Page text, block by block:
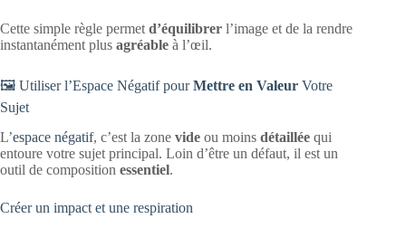
Cette simple règle permet d’équilibrer l’image et de la rendre
instantanément plus agréable à l’œil.
🖼️ Utiliser l’Espace Négatif pourMettre en Valeur Votre
Sujet
L’espace négatif, c’est la zone vide ou moins détaillée qui
entoure votre sujet principal. Loin d’être un défaut, il est un
outil de composition essentiel.
Créer un impact et une respiration